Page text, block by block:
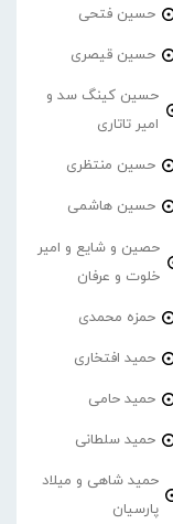
حسین فتحی
حسین قیصری
حسین کینگ سد و
امیر تاتاری
حسین منتظری
حسین هاشمی
حصین و شایع و امیر
خلوت و عرفان
حمزه محمدی
حمید افتخاری
حمید حامی
حمید سلطانی
حمید شاهی و میلاد
پارسیان